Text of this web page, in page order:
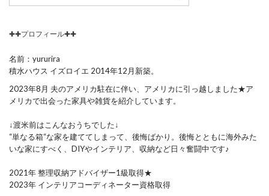
✚✚プロフィール✚✚
名前：yururira
積水ハウス イズロイエ 2014年12月新築。
2023年8月 夫のアメリカ駐在に伴い、アメリカに引っ越しました★ア
メリカで出会った家具や雑貨を紹介しています。
↓渡米前はこんなおうちでした↓
“単なる箱“な家を建ててしまって、後悔ばかり。後悔とともに海外みた
いな家にすべく、DIYやインテリア、収納など日々奮闘中です♪
2021年 整理収納アドバイザー1級取得★
2023年 インテリアコーディネーター資格取得